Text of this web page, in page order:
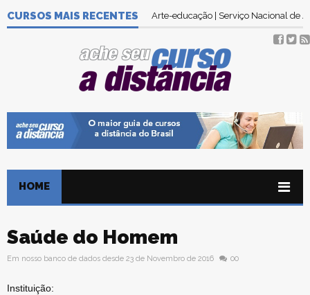
CURSOS MAIS RECENTES Arte-educação | Serviço Nacional de
HOME
Saúde do Homem
Em nosso banco de dados desde 23 de Novembro de 2016 00
Instituição: